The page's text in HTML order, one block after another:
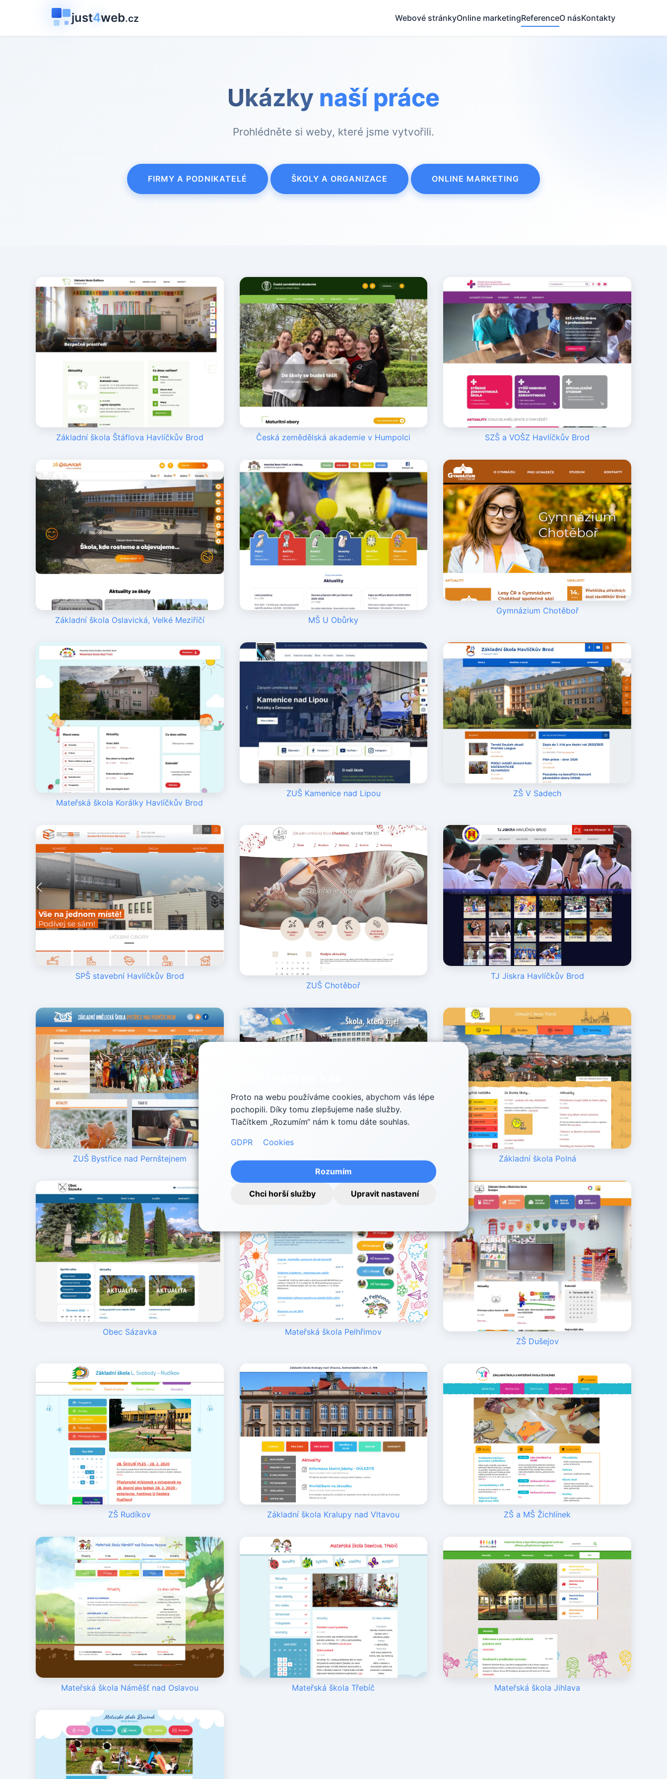
just4web.cz Webové stránkyOnline marketingReferenceO násKontakty
Ukázky naší práce
Prohlédněte si weby, které jsme vytvořili.
FIRMY A PODNIKATELÉ ŠKOLY A ORGANIZACE ONLINE MARKETING
Základní škola Štáflova Havlíčkův Brod Česká zemědělská akademie v Humpolci SZŠ a VOŠZ Havlíčkův Brod
Základní škola Oslavická, Velké Meziříčí MŠ U Obůrky
Gymnázium Chotěboř
Mateřská škola Korálky Havlíčkův Brod
ZUŠ Kamenice nad Lipou ZŠ V Sadech
SPŠ stavební Havlíčkův Brod
ZUŠ Chotěboř
TJ Jiskra Havlíčkův Brod
ZUŠ Bystřice nad Pernštejnem Základní škola Zruč nad Sázavou Základní škola Polná
Obec Sázavka
Mateřská škola Pelhřimov
ZŠ Dušejov
ZŠ Rudíkov Základní škola Kralupy nad Vltavou ZŠ a MŠ Žichlínek
Mateřská škola Náměšť nad Oslavou Mateřská škola Třebíč Mateřská škola Jihlava
Proto na webu používáme cookies, abychom vás lépe
pochopili. Díky tomu zlepšujeme naše služby.
Tlačítkem „Rozumím“ nám k tomu dáte souhlas.
GDPR Cookies
Rozumím
Chci horší služby Upravit nastavení